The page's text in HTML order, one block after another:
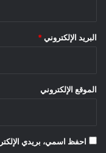
البريد الإلكتروني *
الموقع الإلكتروني
احفظ اسمي، بريدي